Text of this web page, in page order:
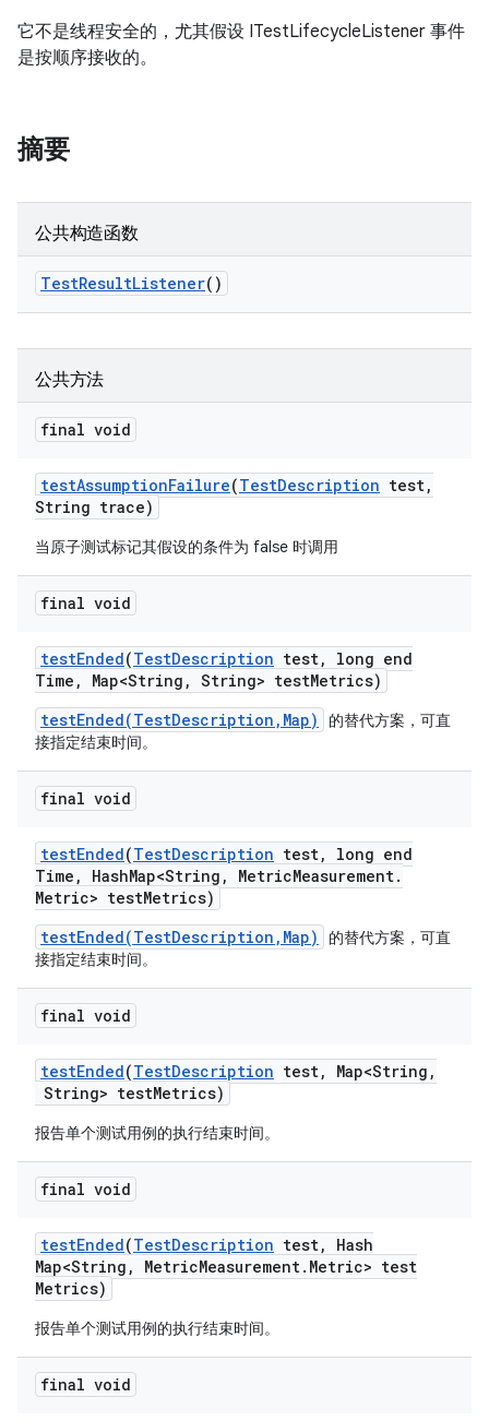
它不是线程安全的，尤其假设 ITestLifecycleListener 事件
是按顺序接收的。
摘要
公共构造函数
TestResultListener()
公共方法
final void
testAssumptionFailure(TestDescription test,
String trace)
当原子测试标记其假设的条件为 false 时调用
final void
testEnded(TestDescription test,
long end
Time , Map<String , String> testMetrics)
testEnded(TestDescription,Map)
的替代方案，可直
接指定结束时间。
final void
testEnded(TestDescription test,
long end
Time , HashMap<String , MetricMeasurement.
Metric> testMetrics)
testEnded(TestDescription,Map)
的替代方案，可直
接指定结束时间。
final void
testEnded(TestDescription test, Map<String ,
String> testMetrics)
报告单个测试用例的执行结束时间。
final void
testEnded(TestDescription test,
Hash
Map<String , MetricMeasurement. Metric> test
Metrics)
报告单个测试用例的执行结束时间。
final void